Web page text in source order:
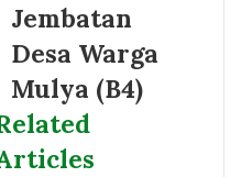
Jembatan
Desa Warga
Mulya (B4)